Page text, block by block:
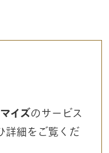
イズのサービス
詳細をご覧くだ